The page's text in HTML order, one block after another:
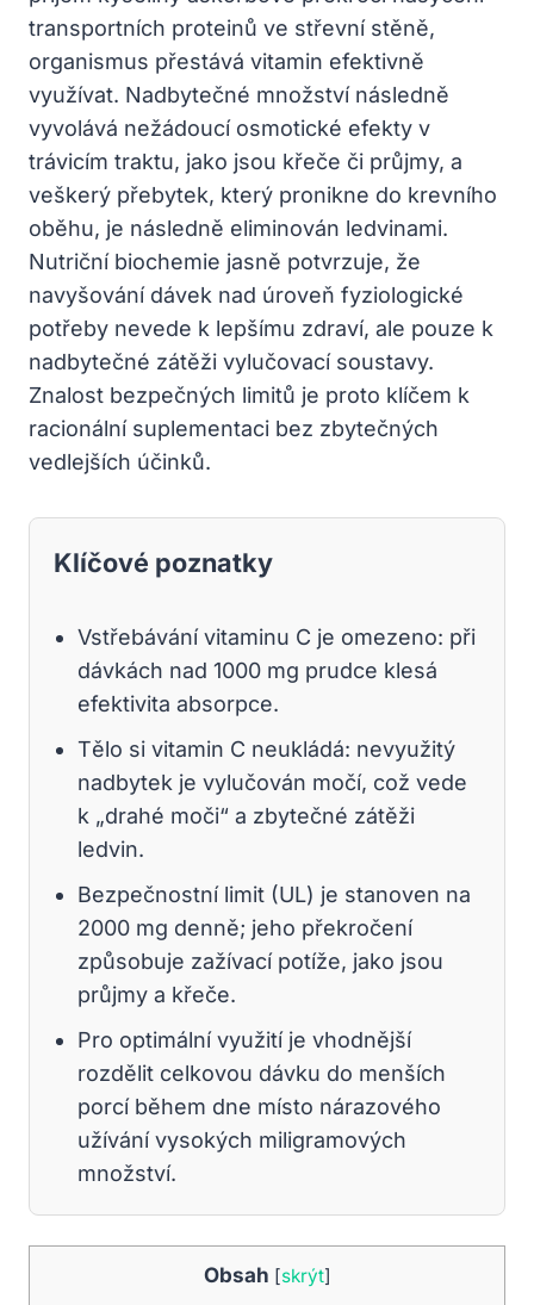
transportních proteinů ve střevní stěně,
organismus přestává vitamin efektivně
využívat. Nadbytečné množství následně
vyvolává nežádoucí osmotické efekty v
trávicím traktu, jako jsou křeče či průjmy, a
veškerý přebytek, který pronikne do krevního
oběhu, je následně eliminován ledvinami.
Nutriční biochemie jasně potvrzuje, že
navyšování dávek nad úroveň fyziologické
potřeby nevede k lepšímu zdraví, ale pouze k
nadbytečné zátěži vylučovací soustavy.
Znalost bezpečných limitů je proto klíčem k
racionální suplementaci bez zbytečných
vedlejších účinků.
Klíčové poznatky
Vstřebávání vitaminu C je omezeno: při
dávkách nad 1000 mg prudce klesá
efektivita absorpce.
Tělo si vitamin C neukládá: nevyužitý
nadbytek je vylučován močí, což vede
k „drahé moči“ a zbytečné zátěži
ledvin.
Bezpečnostní limit (UL) je stanoven na
2000 mg denně; jeho překročení
způsobuje zažívací potíže, jako jsou
průjmy a křeče.
Pro optimální využití je vhodnější
rozdělit celkovou dávku do menších
porcí během dne místo nárazového
užívání vysokých miligramových
množství.
Obsah [skrýt]